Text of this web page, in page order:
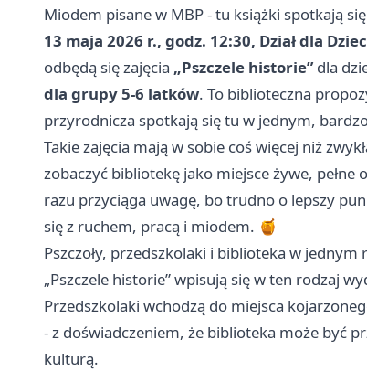
Miodem pisane w MBP - tu książki spotkają
13 maja 2026 r., godz. 12:30, Dział dla
odbędą się zajęcia „Pszczele historie”dla
dla grupy 5-6 latków. To biblioteczna
przyrodnicza spotkają się tu w jednym,
Takie zajęcia mają w sobie coś więcej niż
zobaczyć bibliotekę jako miejsce żywe, pełne
razu przyciąga uwagę, bo trudno o lepszy
się z ruchem, pracą i miodem. 🍯
Pszczoły, przedszkolaki i biblioteka w jednym
„Pszczele historie” wpisują się w ten rodzaj
Przedszkolaki wchodzą do miejsca
- z doświadczeniem, że biblioteka może być
kulturą.